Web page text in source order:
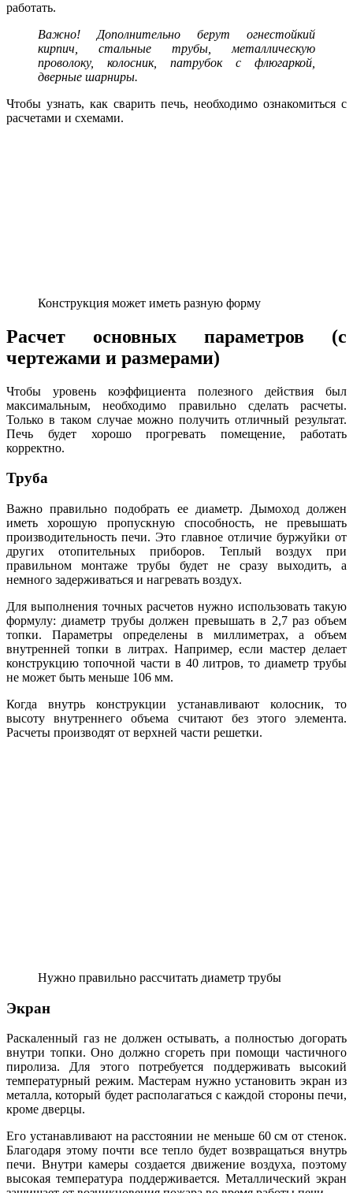
работать.
Важно! Дополнительно берут огнестойкий
кирпич, стальные трубы, металлическую
проволоку, колосник, патрубок с флюгаркой,
дверные шарниры.
Чтобы узнать, как сварить печь, необходимо ознакомиться с
расчетами и схемами.
Конструкция может иметь разную форму
Расчет основных параметров (с
чертежами и размерами)
Чтобы уровень коэффициента полезного действия был
максимальным, необходимо правильно сделать расчеты.
Только в таком случае можно получить отличный результат.
Печь будет хорошо прогревать помещение, работать
корректно.
Труба
Важно правильно подобрать ее диаметр. Дымоход должен
иметь хорошую пропускную способность, не превышать
производительность печи. Это главное отличие буржуйки от
других отопительных приборов. Теплый воздух при
правильном монтаже трубы будет не сразу выходить, а
немного задерживаться и нагревать воздух.
Для выполнения точных расчетов нужно использовать такую
формулу: диаметр трубы должен превышать в 2,7 раз объем
топки. Параметры определены в миллиметрах, а объем
внутренней топки в литрах. Например, если мастер делает
конструкцию топочной части в 40 литров, то диаметр трубы
не может быть меньше 106 мм.
Когда внутрь конструкции устанавливают колосник, то
высоту внутреннего объема считают без этого элемента.
Расчеты производят от верхней части решетки.
Нужно правильно рассчитать диаметр трубы
Экран
Раскаленный газ не должен остывать, а полностью догорать
внутри топки. Оно должно сгореть при помощи частичного
пиролиза. Для этого потребуется поддерживать высокий
температурный режим. Мастерам нужно установить экран из
металла, который будет располагаться с каждой стороны печи,
кроме дверцы.
Его устанавливают на расстоянии не меньше 60 см от стенок.
Благодаря этому почти все тепло будет возвращаться внутрь
печи. Внутри камеры создается движение воздуха, поэтому
высокая температура поддерживается. Металлический экран